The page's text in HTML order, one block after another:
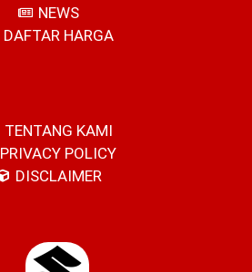
NEWS
DAFTAR HARGA
TENTANG KAMI
PRIVACY POLICY
DISCLAIMER